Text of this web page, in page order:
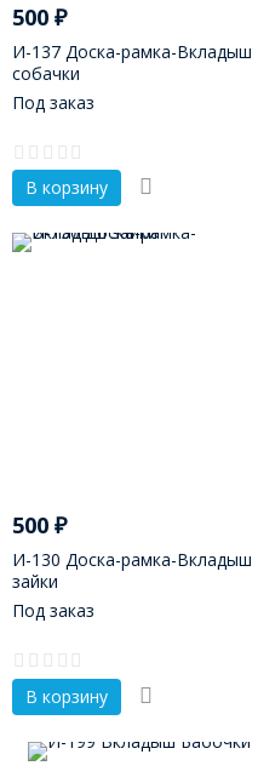
500 ₽
И-137 Доска-рамка-Вкладыш
собачки
Под заказ
В корзину
500 ₽
И-130 Доска-рамка-Вкладыш
зайки
Под заказ
В корзину